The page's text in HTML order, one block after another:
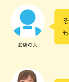
お店の人